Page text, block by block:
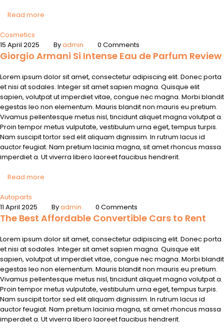
Read more
Cosmetics
15 April 2025
Byadmin 0 Comments
Giorgio Armani Si Intense Eau de Parfum Review
Lorem ipsum dolor sit amet, consectetur adipiscing elit. Donec porta
et nisi at sodales. Integer sit amet sapien magna. Quisque elit
sapien, volutpat ut imperdiet vitae, congue nec magna. Morbi blandit
egestas leo non elementum. Mauris blandit non mauris eu pretium.
Vivamus pellentesque metus nisl, tincidunt aliquet magna volutpat a.
Proin tempor metus vulputate, vestibulum urna eget, tempus turpis.
Nam suscipit tortor sed elit aliquam dignissim. In rutrum lacus id
auctor feugiat. Nam pretium lacinia magna, sit amet rhoncus massa
imperdiet a. Ut viverra libero laoreet faucibus hendrerit.
Read more
Autoparts
11 April 2025
Byadmin 0 Comments
The Best Affordable Convertible Cars to Rent
Lorem ipsum dolor sit amet, consectetur adipiscing elit. Donec porta
et nisi at sodales. Integer sit amet sapien magna. Quisque elit
sapien, volutpat ut imperdiet vitae, congue nec magna. Morbi blandit
egestas leo non elementum. Mauris blandit non mauris eu pretium.
Vivamus pellentesque metus nisl, tincidunt aliquet magna volutpat a.
Proin tempor metus vulputate, vestibulum urna eget, tempus turpis.
Nam suscipit tortor sed elit aliquam dignissim. In rutrum lacus id
auctor feugiat. Nam pretium lacinia magna, sit amet rhoncus massa
imperdiet a. Ut viverra libero laoreet faucibus hendrerit.